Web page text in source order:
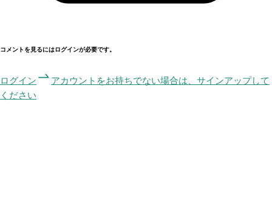
コメントを見るにはログインが必要です。
ログイン
アカウントをお持ちでない場合は、サインアップして
ください